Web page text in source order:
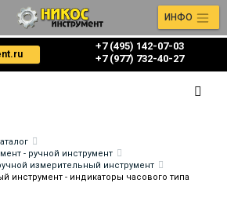
+7 (495) 142-07-03
‎‎+7 (977) 732-40-27
ИНФО
- ручной инструмент
измерительный инструмент
инструмент - индикаторы часового типа